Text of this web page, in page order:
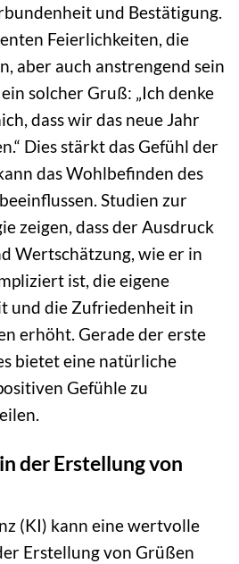
und Bestätigung.
Feierlichkeiten, die
aber auch anstrengend sein
solcher Gruß: „Ich denke
dass wir das neue Jahr
Dies stärkt das Gefühl der
das Wohlbefinden des
Studien zur
zeigen, dass der Ausdruck
Wertschätzung, wie er in
ist, die eigene
und die Zufriedenheit in
erhöht. Gerade der erste
bietet eine natürliche
Gefühle zu
der Erstellung von
(KI) kann eine wertvolle
Erstellung von Grüßen